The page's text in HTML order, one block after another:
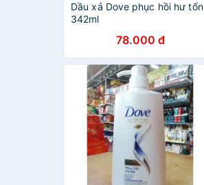
Dầu xả Dove phục hồi hư tổn
342ml
78.000 đ